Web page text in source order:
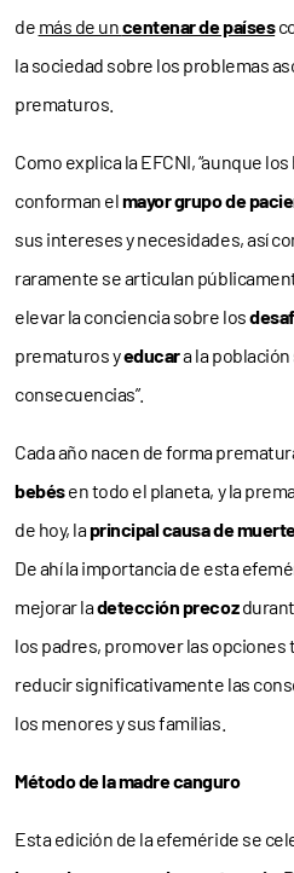
de más de uncentenar de países
la sociedad sobre los problemas
prematuros.
Como explica la EFCNI, “aunque
conforman elmayor grupo de
sus intereses y necesidades, así
raramente se articulan
elevar la conciencia sobre los
prematuros yeducara la
consecuencias”.
Cada año nacen de forma
bebésen todo el planeta, y la
de hoy, laprincipal causa de
De ahí la importancia de esta
mejorar ladetección precoz
los padres, promover las
reducir significativamente las
los menores y sus familias.
Método de la madre canguro
Esta edición de la efeméride se